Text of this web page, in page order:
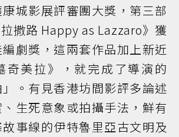
城影展評審團大獎，第三部
撒路 Happy as Lazzaro》獲
劇獎，這兩套作品加上新近
奇美拉》，就完成了導演的
」。有見香港坊間影評多論述
生死意象或拍攝手法，鮮有
事線的伊特魯里亞古文明及